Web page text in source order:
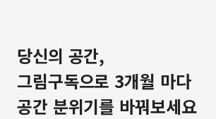
당신의 공간,
그림구독으로 3개월 마다
공간 분위기를 바꿔보세요